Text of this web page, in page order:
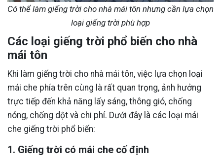
Có thể làm giếng trời cho nhà mái tôn nhưng cần lựa chọn
loại giếng trời phù hợp
Các loại giếng trời phổ biến cho nhà
mái tôn
Khi làm giếng trời cho nhà mái tôn, việc lựa chọn loại
mái che phía trên cùng là rất quan trọng, ảnh hưởng
trực tiếp đến khả năng lấy sáng, thông gió, chống
nóng, chống dột và chi phí. Dưới đây là các loại mái
che giếng trời phổ biến:
1. Giếng trời có mái che cố định